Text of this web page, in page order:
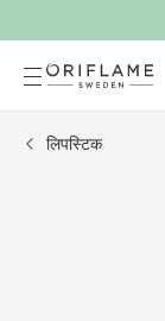
लिपस्टिक